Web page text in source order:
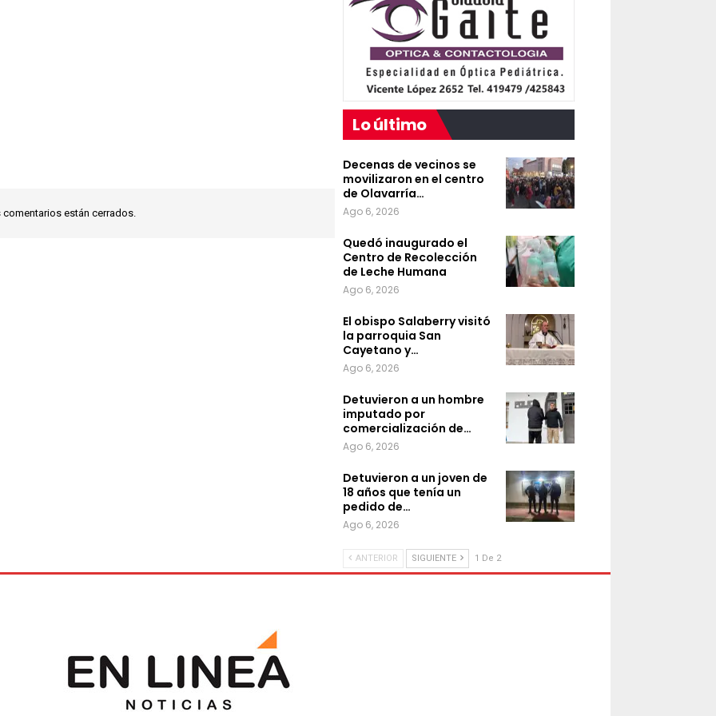
comentarios están cerrados.
Lo último
Decenas de vecinos se
movilizaron en el centro
de Olavarría…
Ago 6, 2026
Quedó inaugurado el
Centro de Recolección
de Leche Humana
Ago 6, 2026
El obispo Salaberry visitó
la parroquia San
Cayetano y…
Ago 6, 2026
Detuvieron a un hombre
imputado por
comercialización de…
Ago 6, 2026
Detuvieron a un joven de
18 años que tenía un
pedido de…
Ago 6, 2026
ANTERIOR SIGUIENTE 1 De 2